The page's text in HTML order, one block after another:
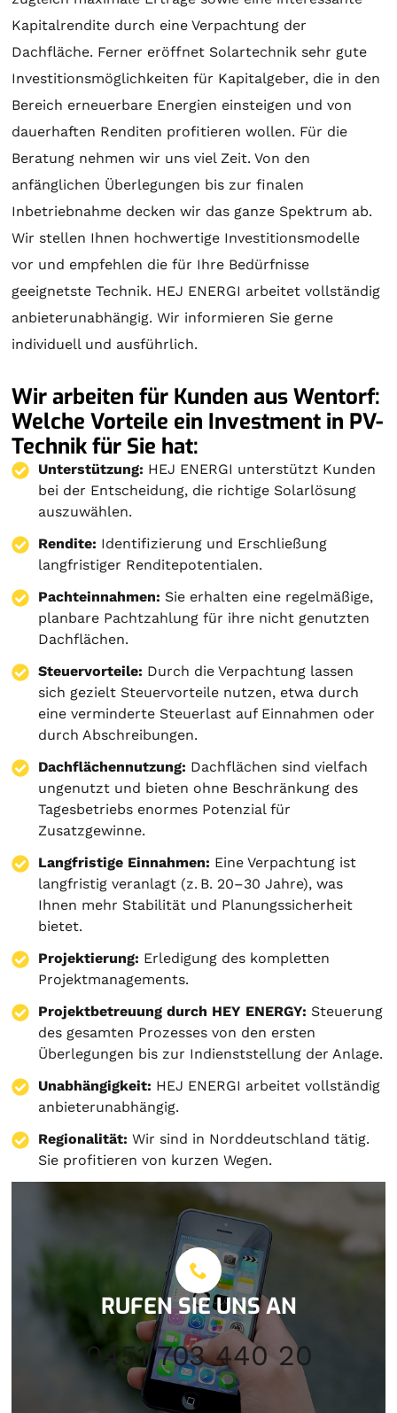
Kapitalrendite durch eine Verpachtung der
Dachfläche. Ferner eröffnet Solartechnik sehr gute
Investitionsmöglichkeiten für Kapitalgeber, die in den
Bereich erneuerbare Energien einsteigen und von
dauerhaften Renditen profitieren wollen. Für die
Beratung nehmen wir uns viel Zeit. Von den
anfänglichen Überlegungen bis zur finalen
Inbetriebnahme decken wir das ganze Spektrum ab.
Wir stellen Ihnen hochwertige Investitionsmodelle
vor und empfehlen die für Ihre Bedürfnisse
geeignetste Technik. HEJ ENERGI arbeitet vollständig
anbieterunabhängig. Wir informieren Sie gerne
individuell und ausführlich.
Wir arbeiten für Kunden aus Wentorf:
Welche Vorteile ein Investment in PV-
Technik für Sie hat:
Unterstützung: HEJ ENERGI unterstützt Kunden
bei der Entscheidung, die richtige Solarlösung
auszuwählen.
Rendite: Identifizierung und Erschließung
langfristiger Renditepotentialen.
Pachteinnahmen: Sie erhalten eine regelmäßige,
planbare Pachtzahlung für ihre nicht genutzten
Dachflächen.
Steuervorteile: Durch die Verpachtung lassen
sich gezielt Steuervorteile nutzen, etwa durch
eine verminderte Steuerlast auf Einnahmen oder
durch Abschreibungen.
Dachflächennutzung: Dachflächen sind vielfach
ungenutzt und bieten ohne Beschränkung des
Tagesbetriebs enormes Potenzial für
Zusatzgewinne.
Langfristige Einnahmen: Eine Verpachtung ist
langfristig veranlagt (z. B. 20–30 Jahre), was
Ihnen mehr Stabilität und Planungssicherheit
bietet.
Projektierung: Erledigung des kompletten
Projektmanagements.
Projektbetreuung durch HEY ENERGY: Steuerung
des gesamten Prozesses von den ersten
Überlegungen bis zur Indienststellung der Anlage.
Unabhängigkeit: HEJ ENERGI arbeitet vollständig
anbieterunabhängig.
Regionalität: Wir sind in Norddeutschland tätig.
Sie profitieren von kurzen Wegen.
RUFEN SIE UNS AN
0451 703 440 20